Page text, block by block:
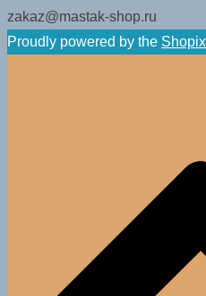
zakaz@mastak-shop.ru
Proudly powered by the